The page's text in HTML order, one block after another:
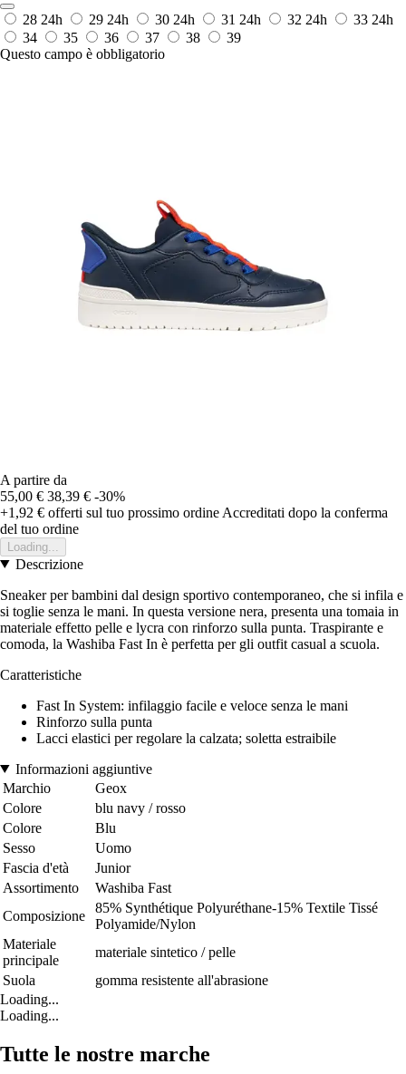
28 24h 29 24h 30 24h 31 24h 32 24h 33 24h
34
35 36 37 38
39
Questo campo è obbligatorio
A partire da
55,00 € 38,39 € -30%
+1,92 € offerti sul tuo prossimo ordine Accreditati dopo la conferma
del tuo ordine
Loading...
Descrizione
Sneaker per bambini dal design sportivo contemporaneo, che si infila e
si toglie senza le mani. In questa versione nera, presenta una tomaia in
materiale effetto pelle e lycra con rinforzo sulla punta. Traspirante e
comoda, la Washiba Fast In è perfetta per gli outfit casual a scuola.
Caratteristiche
Fast In System: infilaggio facile e veloce senza le mani
Rinforzo sulla punta
Lacci elastici per regolare la calzata; soletta estraibile
Informazioni aggiuntive
Marchio
Geox
Colore
blu navy / rosso
Colore
Blu
Sesso
Uomo
Fascia d'età
Junior
Assortimento
Washiba Fast
Composizione
85% Synthétique Polyuréthane-15% Textile Tissé
Polyamide/Nylon
Materiale
principale
materiale sintetico / pelle
Suola
gomma resistente all'abrasione
Loading...
Loading...
Tutte le nostre marche